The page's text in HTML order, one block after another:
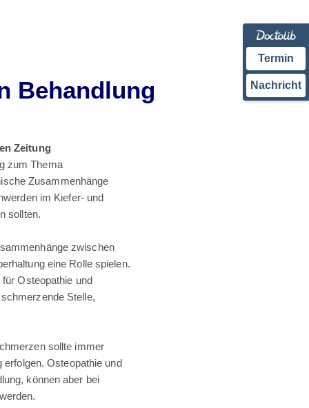
Behandlung
Zeitung
zum Thema
Zusammenhänge
im Kiefer- und
sollten.
zwischen
eine Rolle spielen.
Osteopathie und
Stelle,
sollte immer
Osteopathie und
können aber bei
Termin
Nachricht